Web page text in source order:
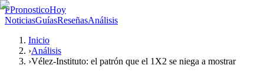
PPronosticoHoy
NoticiasGuíasReseñasAnálisis
Inicio
›Análisis
›Vélez-Instituto: el patrón que el 1X2 se niega a mostrar